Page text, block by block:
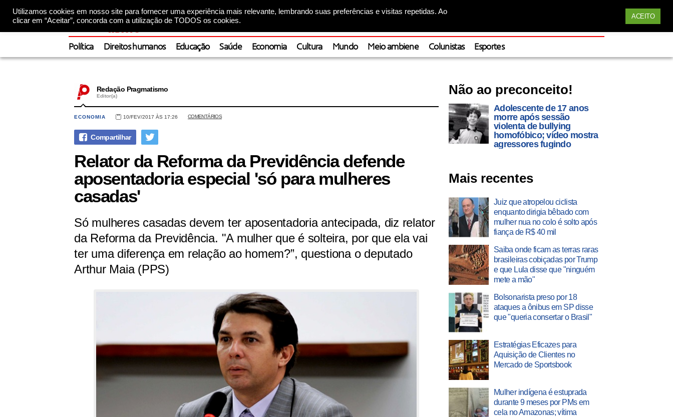
Utilizamos cookies em nosso site para fornecer uma experiência mais relevante, lembrando suas preferências e visitas repetidas. Ao
clicar em “Aceitar”, concorda com a utilização de TODOS os cookies.
ACEITO
Política Direitos humanos Educação Saúde Economia Cultura Mundo Meio ambiene Colunistas Esportes
Redação Pragmatismo
Editor(a)
ECONOMIA 10/FEV/2017 ÀS 17:26 COMENTÁRIOS
Relator da Reforma da Previdência defende
aposentadoria especial 'só para mulheres
casadas'
Só mulheres casadas devem ter aposentadoria antecipada, diz relator
da Reforma da Previdência. "A mulher que é solteira, por que ela vai
ter uma diferença em relação ao homem?”, questiona o deputado
Arthur Maia (PPS)
Não ao preconceito!
Adolescente de 17 anos
morre após sessão
violenta de bullying
homofóbico; vídeo mostra
agressores fugindo
Mais recentes
Juiz que atropelou ciclista
enquanto dirigia bêbado com
mulher nua no colo é solto após
fiança de R$ 40 mil
Saiba onde ficam as terras raras
brasileiras cobiçadas por Trump
e que Lula disse que "ninguém
mete a mão"
Bolsonarista preso por 18
ataques a ônibus em SP disse
que "queria consertar o Brasil"
Estratégias Eficazes para
Aquisição de Clientes no
Mercado de Sportsbook
Mulher indígena é estuprada
durante 9 meses por PMs em
cela no Amazonas; vítima